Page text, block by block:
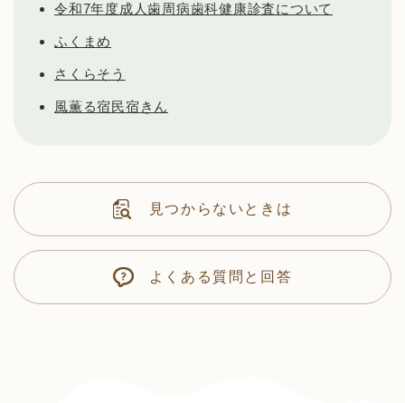
令和7年度成人歯周病歯科健康診査について
ふくまめ
さくらそう
風薫る宿民宿きん
見つからないときは
よくある質問と回答